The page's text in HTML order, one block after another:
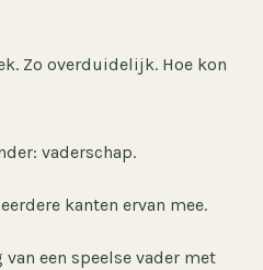
Zo overduidelijk. Hoe kon
vaderschap.
kanten ervan mee.
van een speelse vader met